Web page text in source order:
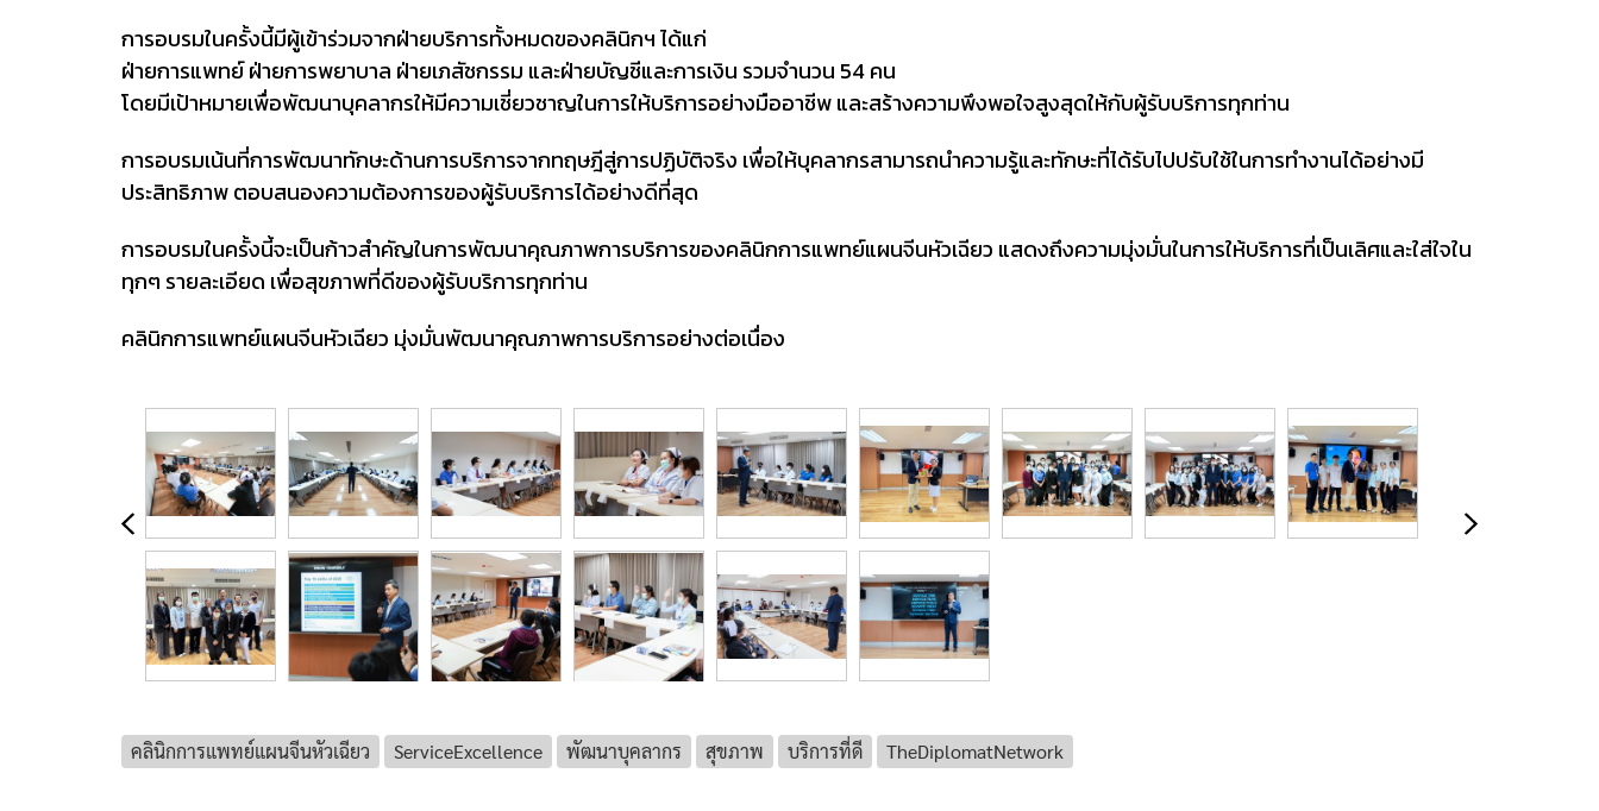
การอบรมในครั้งนี้มีผู้เข้าร่วมจากฝ่ายบริการทั้งหมดของคลินิกฯ ได้แก่
ฝ่ายการแพทย์ ฝ่ายการพยาบาล ฝ่ายเภสัชกรรม และฝ่ายบัญชีและการเงิน รวมจำนวน 54 คน
โดยมีเป้าหมายเพื่อพัฒนาบุคลากรให้มีความเชี่ยวชาญในการให้บริการอย่างมืออาชีพ และสร้างความพึงพอใจสูงสุดให้กับผู้รับบริการทุกท่าน
การอบรมเน้นที่การพัฒนาทักษะด้านการบริการจากทฤษฎีสู่การปฏิบัติจริง เพื่อให้บุคลากรสามารถนำความรู้และทักษะที่ได้รับไปปรับใช้ในการทำงานได้อย่างมี
ประสิทธิภาพ ตอบสนองความต้องการของผู้รับบริการได้อย่างดีที่สุด
การอบรมในครั้งนี้จะเป็นก้าวสำคัญในการพัฒนาคุณภาพการบริการของคลินิกการแพทย์แผนจีนหัวเฉียว แสดงถึงความมุ่งมั่นในการให้บริการที่เป็นเลิศและใส่ใจใน
ทุกๆ รายละเอียด เพื่อสุขภาพที่ดีของผู้รับบริการทุกท่าน
คลินิกการแพทย์แผนจีนหัวเฉียว มุ่งมั่นพัฒนาคุณภาพการบริการอย่างต่อเนื่อง
คลินิกการแพทย์แผนจีนหัวเฉียว ServiceExcellence พัฒนาบุคลากร สุขภาพ บริการที่ดี TheDiplomatNetwork